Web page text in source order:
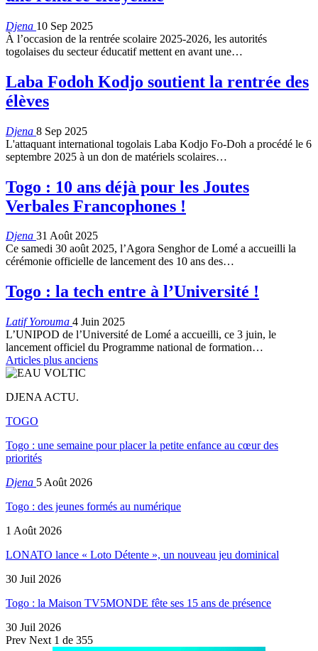
Djena 10 Sep 2025
À l’occasion de la rentrée scolaire 2025-2026, les autorités
togolaises du secteur éducatif mettent en avant une…
Laba Fodoh Kodjo soutient la rentrée des
élèves
Djena 8 Sep 2025
L'attaquant international togolais Laba Kodjo Fo-Doh a procédé le 6
septembre 2025 à un don de matériels scolaires…
Togo : 10 ans déjà pour les Joutes
Verbales Francophones !
Djena 31 Août 2025
Ce samedi 30 août 2025, l’Agora Senghor de Lomé a accueilli la
cérémonie officielle de lancement des 10 ans des…
Togo : la tech entre à l’Université !
Latif Yorouma 4 Juin 2025
L’UNIPOD de l’Université de Lomé a accueilli, ce 3 juin, le
lancement officiel du Programme national de formation…
Articles plus anciens
DJENA ACTU.
TOGO
Togo : une semaine pour placer la petite enfance au cœur des
priorités
Djena 5 Août 2026
Togo : des jeunes formés au numérique
1 Août 2026
LONATO lance « Loto Détente », un nouveau jeu dominical
30 Juil 2026
Togo : la Maison TV5MONDE fête ses 15 ans de présence
30 Juil 2026
Prev Next 1 de 355